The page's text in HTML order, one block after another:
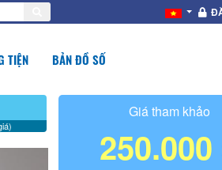
TIỆN BẢN ĐỒ SỐ
Giá tham khảo